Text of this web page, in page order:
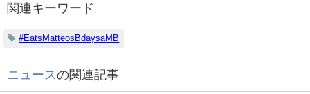
関連キーワード
#EatsMatteosBdaysaMB
ニュースの関連記事